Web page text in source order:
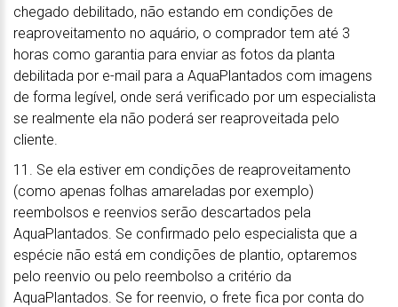
chegado debilitado, não estando em condições de
reaproveitamento no aquário, o comprador tem até 3
horas como garantia para enviar as fotos da planta
debilitada por e-mail para a AquaPlantados com imagens
de forma legível, onde será verificado por um especialista
se realmente ela não poderá ser reaproveitada pelo
cliente.
11. Se ela estiver em condições de reaproveitamento
(como apenas folhas amareladas por exemplo)
reembolsos e reenvios serão descartados pela
AquaPlantados. Se confirmado pelo especialista que a
espécie não está em condições de plantio, optaremos
pelo reenvio ou pelo reembolso a critério da
AquaPlantados. Se for reenvio, o frete fica por conta do